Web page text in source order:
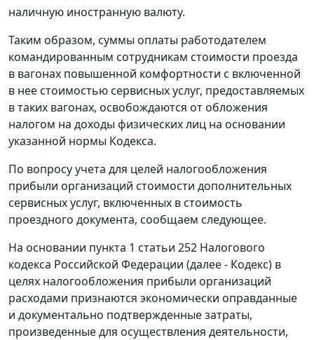
наличную иностранную валюту.
Таким образом, суммы оплаты работодателем
командированным сотрудникам стоимости проезда
в вагонах повышенной комфортности с включенной
в нее стоимостью сервисных услуг, предоставляемых
в таких вагонах, освобождаются от обложения
налогом на доходы физических лиц на основании
указанной нормы Кодекса.
По вопросу учета для целей налогообложения
прибыли организаций стоимости дополнительных
сервисных услуг, включенных в стоимость
проездного документа, сообщаем следующее.
На основании пункта 1 статьи 252 Налогового
кодекса Российской Федерации (далее - Кодекс) в
целях налогообложения прибыли организаций
расходами признаются экономически оправданные
и документально подтвержденные затраты,
произведенные для осуществления деятельности,